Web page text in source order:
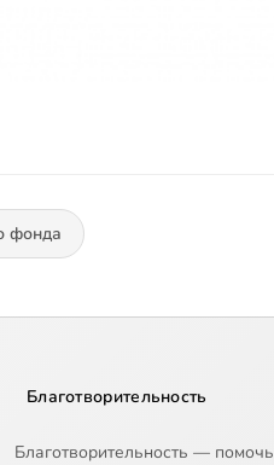
фонда
Благотворительность
Благотворительность — помочь